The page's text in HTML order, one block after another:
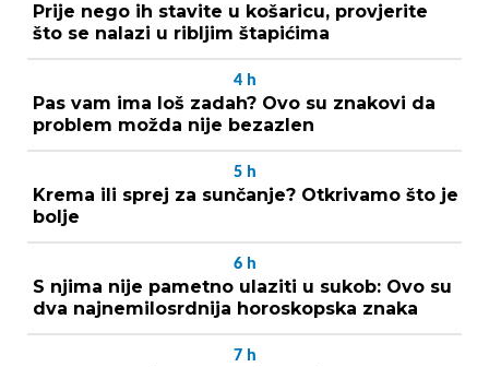
Prije nego ih stavite u košaricu, provjerite
što se nalazi u ribljim štapićima
4 h
Pas vam ima loš zadah? Ovo su znakovi da
problem možda nije bezazlen
5 h
Krema ili sprej za sunčanje? Otkrivamo što je
bolje
6 h
S njima nije pametno ulaziti u sukob: Ovo su
dva najnemilosrdnija horoskopska znaka
7 h